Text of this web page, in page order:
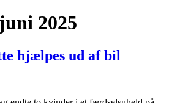
2025
hjælpes ud af bil